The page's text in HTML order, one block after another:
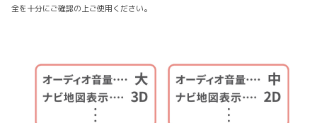
全を十分にご確認の上ご使用ください。